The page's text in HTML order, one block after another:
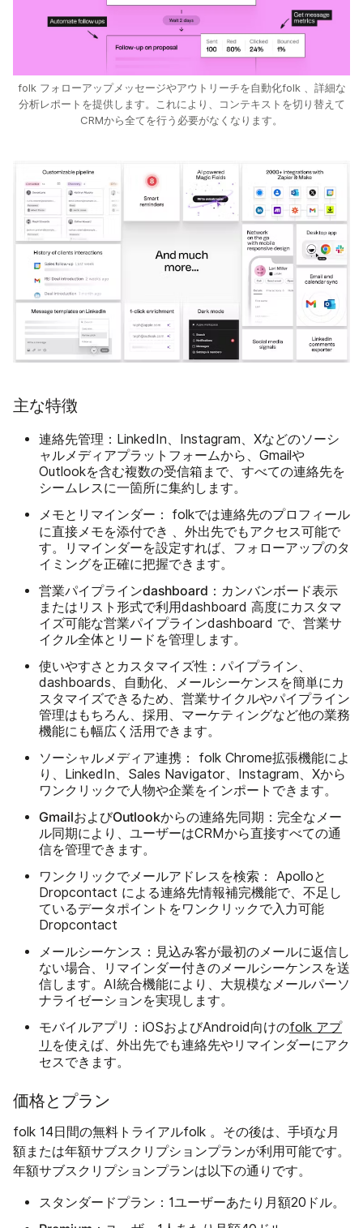
folk フォローアップメッセージやアウトリーチを自動化folk 、詳細な
分析レポートを提供します。これにより、コンテキストを切り替えて
CRMから全てを行う必要がなくなります。
主な特徴
連絡先管理： LinkedIn、Instagram、Xなどのソーシ
ャルメディアプラットフォームから、Gmailや
Outlookを含む複数の受信箱まで、すべての連絡先を
シームレスに一箇所に集約します。
メモとリマインダー： folkでは連絡先のプロフィール
に直接メモを添付でき 、外出先でもアクセス可能で
す。リマインダーを設定すれば、フォローアップのタ
イミングを正確に把握できます。
営業パイプラインdashboard： カンバンボード表示
またはリスト形式で利用dashboard 高度にカスタマ
イズ可能な営業パイプラインdashboard で、営業サ
イクル全体とリードを管理します。
使いやすさとカスタマイズ性： パイプライン、
dashboards、自動化、メールシーケンスを簡単にカ
スタマイズできるため、営業サイクルやパイプライン
管理はもちろん、採用、マーケティングなど他の業務
機能にも幅広く活用できます。
ソーシャルメディア連携：
folk Chrome拡張機能によ
り、LinkedIn、Sales Navigator、Instagram、Xから
ワンクリックで人物や企業をインポートできます。
GmailおよびOutlookからの連絡先同期： 完全なメー
ル同期により、ユーザーはCRMから直接すべての通
信を管理できます。
ワンクリックでメールアドレスを検索：
Apolloと
Dropcontact による連絡先情報補完機能で、不足し
ているデータポイントをワンクリックで入力可能
Dropcontact
メールシーケンス： 見込み客が最初のメールに返信し
ない場合、リマインダー付きのメールシーケンスを送
信します。AI統合機能により、大規模なメールパーソ
ナライゼーションを実現します。
モバイルアプリ： iOSおよびAndroid向けのfolk アプ
リ を使えば、外出先でも連絡先やリマインダーにアク
セスできます。
価格とプラン
folk 14日間の無料トライアルfolk 。その後は、手頃な月
額または年額サブスクリプションプランが利用可能です。
年額サブスクリプションプランは以下の通りです。
スタンダードプラン： 1ユーザーあたり月額20ドル。